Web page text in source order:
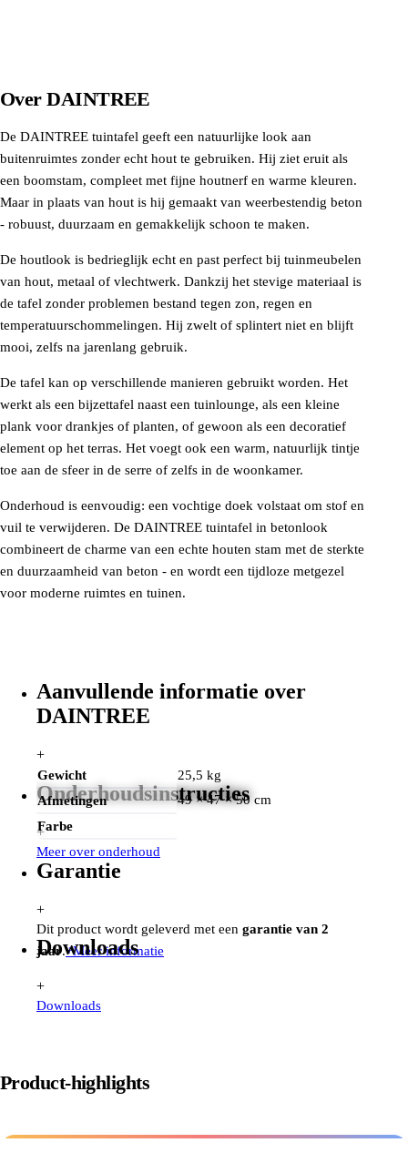
OverDAINTREE
De DAINTREE tuintafel geeft een natuurlijke look aan
buitenruimtes zonder echt hout te gebruiken. Hij ziet eruit als
een boomstam, compleet met fijne houtnerf en warme kleuren.
Maar in plaats van hout is hij gemaakt van weerbestendig beton
- robuust, duurzaam en gemakkelijk schoon te maken.
De houtlook is bedrieglijk echt en past perfect bij tuinmeubelen
van hout, metaal of vlechtwerk. Dankzij het stevige materiaal is
de tafel zonder problemen bestand tegen zon, regen en
temperatuurschommelingen. Hij zwelt of splintert niet en blijft
mooi, zelfs na jarenlang gebruik.
De tafel kan op verschillende manieren gebruikt worden. Het
werkt als een bijzettafel naast een tuinlounge, als een kleine
plank voor drankjes of planten, of gewoon als een decoratief
element op het terras. Het voegt ook een warm, natuurlijk tintje
toe aan de sfeer in de serre of zelfs in de woonkamer.
Onderhoud is eenvoudig: een vochtige doek volstaat om stof en
vuil te verwijderen. De DAINTREE tuintafel in betonlook
combineert de charme van een echte houten stam met de sterkte
en duurzaamheid van beton - en wordt een tijdloze metgezel
voor moderne ruimtes en tuinen.
Aanvullende informatie over
DAINTREE
+
Gewicht
25,5 kg
Afmetingen
49 × 47 × 50 cm
Farbe
Onderhoudsinstructies
+
Meer over onderhoud
Garantie
+
Dit product wordt geleverd met een garantie van 2
jaar.+Meer informatie
Downloads
+
Downloads
Product-highlights